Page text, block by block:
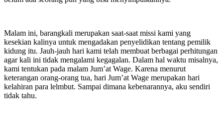
Malam ini, barangkali merupakan saat-saat missi kami yang
kesekian kalinya untuk mengadakan penyelidikan tentang pemilik
kidung itu. Jauh-jauh hari kami telah membuat berbagai perhitungan
agar kali ini tidak mengalami kegagalan. Dalam hal waktu misalnya,
kami tentukan pada malam Jum’at Wage. Karena menurut
keterangan orang-orang tua, hari Jum’at Wage merupakan hari
kelahiran para lelmbut. Sampai dimana kebenarannya, aku sendiri
tidak tahu.